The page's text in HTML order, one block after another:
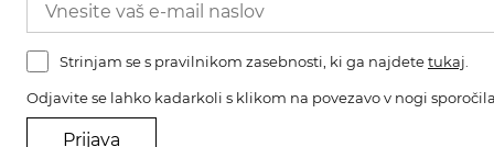
Strinjam se s pravilnikom zasebnosti, ki ga najdetetukaj.
Odjavite se lahko kadarkoli s klikom na povezavo v nogi